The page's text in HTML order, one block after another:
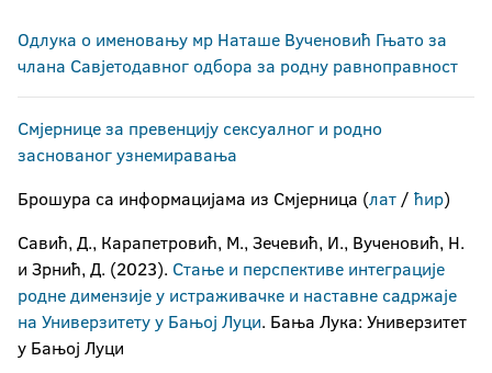
Одлука о именовању мр Наташе Вученовић Гњато за
члана Савјетодавног одбора за родну равноправност
Смјернице за превенцију сексуалног и родно
заснованог узнемиравања
Брошура са информацијама из Смјерница (лат / ћир)
Савић, Д., Карапетровић, М., Зечевић, И., Вученовић, Н.
и Зрнић, Д. (2023). Стање и перспективе интеграције
родне димензије у истраживачке и наставне садржаје
на Универзитету у Бањој Луци. Бања Лука: Универзитет
у Бањој Луци